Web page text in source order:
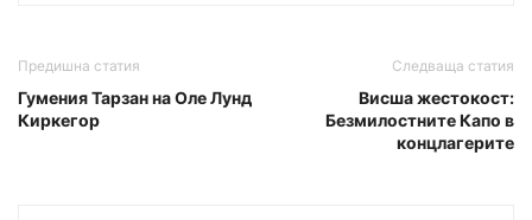
Предишна статия
Гумения Тарзан на Оле Лунд
Киркегор
Следваща статия
Висша жестокост:
Безмилостните Капо в
концлагерите